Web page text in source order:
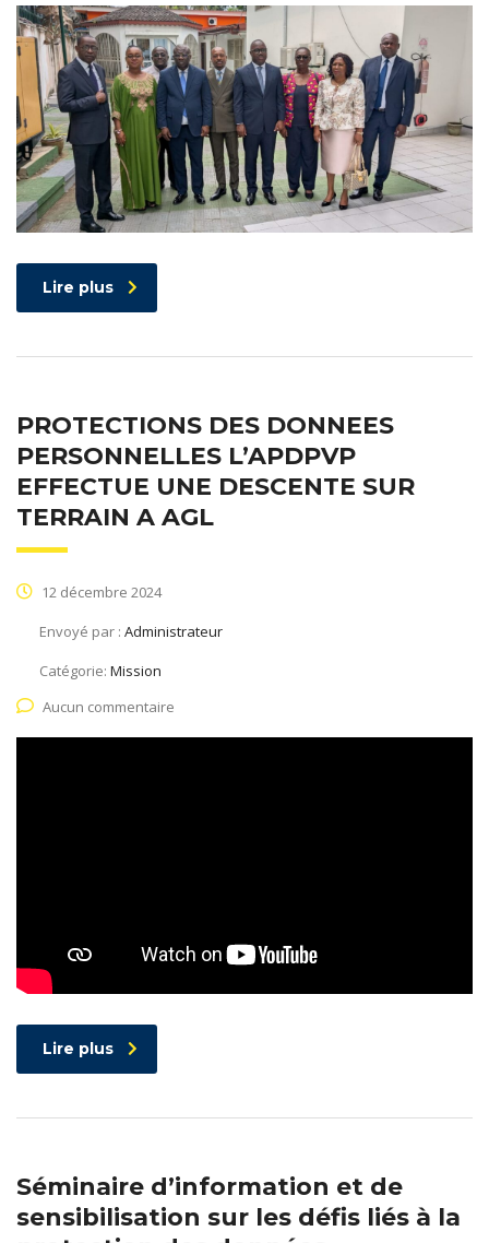
Lire plus
PROTECTIONS DES DONNEES
PERSONNELLES L’APDPVP
EFFECTUE UNE DESCENTE SUR
TERRAIN A AGL
12 décembre 2024
Envoyé par : Administrateur
Catégorie: Mission
Aucun commentaire
Lire plus
Séminaire d’information et de
sensibilisation sur les défis liés à la